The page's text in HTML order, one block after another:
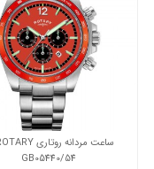
GB05440/54